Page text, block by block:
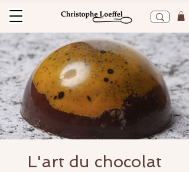
L'art du chocolat